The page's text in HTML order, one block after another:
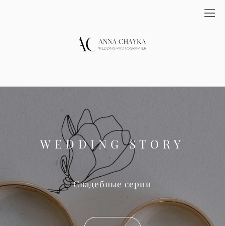
WEDDING STORY
Свадебные серии